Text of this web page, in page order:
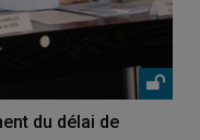
du délai de